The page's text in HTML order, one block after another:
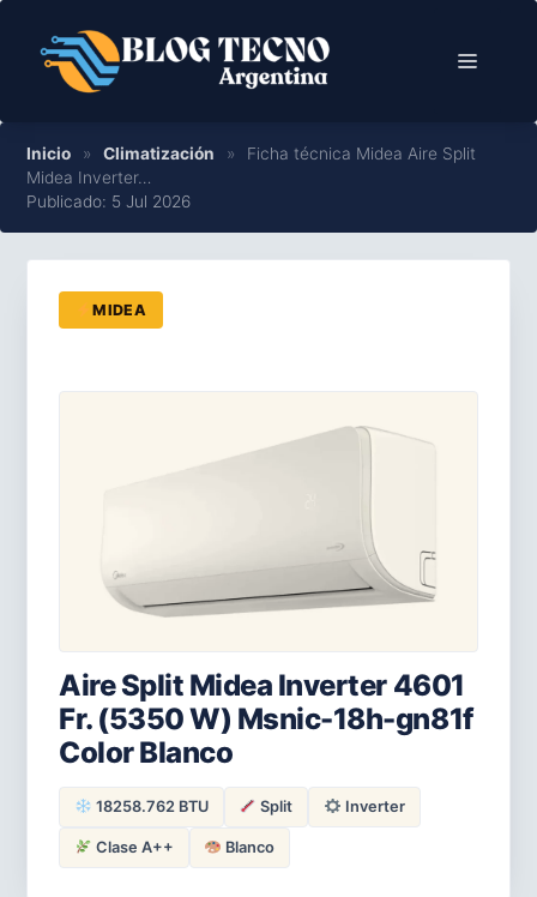
contenido
Menú
Inicio » Climatización »
Ficha técnica Midea Aire Split
Midea Inverter…
Publicado: 5 Jul 2026
MIDEA
Aire Split Midea Inverter 4601
Fr. (5350 W) Msnic-18h-gn81f
Color Blanco
18258.762 BTU Split Inverter
Clase A++ Blanco